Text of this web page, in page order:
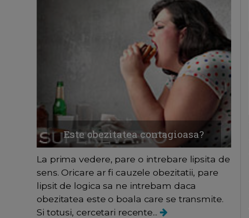
Este obezitatea contagioasa?
La prima vedere, pare o intrebare lipsita de
sens. Oricare ar fi cauzele obezitatii, pare
lipsit de logica sa ne intrebam daca
obezitatea este o boala care se transmite.
Si totusi, cercetari recente...